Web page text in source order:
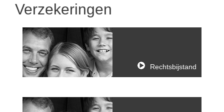
Verzekeringen
Rechtsbijstand